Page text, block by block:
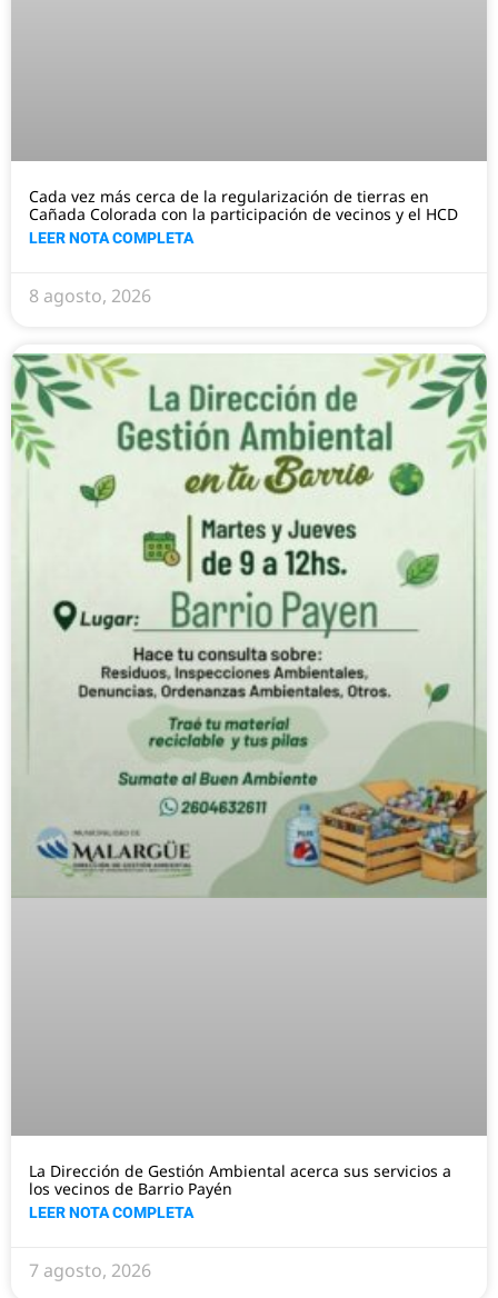
Cada vez más cerca de la regularización de tierras en
Cañada Colorada con la participación de vecinos y el HCD
LEER NOTA COMPLETA
8 agosto, 2026
La Dirección de Gestión Ambiental acerca sus servicios a
los vecinos de Barrio Payén
LEER NOTA COMPLETA
7 agosto, 2026